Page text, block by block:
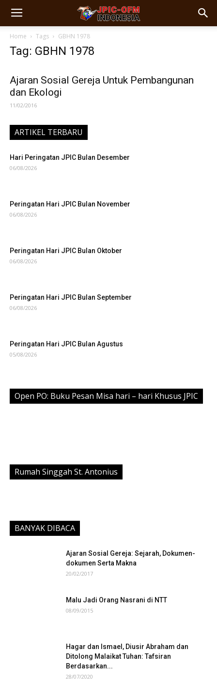
Home Tags GBHN 1978
Tag: GBHN 1978
Ajaran Sosial Gereja Untuk Pembangunan
dan Ekologi
11/02/2016
ARTIKEL TERBARU
Hari Peringatan JPIC Bulan Desember
06/08/2026
Peringatan Hari JPIC Bulan November
06/08/2026
Peringatan Hari JPIC Bulan Oktober
06/08/2026
Peringatan Hari JPIC Bulan September
06/08/2026
Peringatan Hari JPIC Bulan Agustus
05/08/2026
Open PO: Buku Pesan Misa hari – hari Khusus JPIC
Rumah Singgah St. Antonius
BANYAK DIBACA
Ajaran Sosial Gereja: Sejarah, Dokumen-
dokumen Serta Makna
20/02/2017
Malu Jadi Orang Nasrani di NTT
08/09/2015
Hagar dan Ismael, Diusir Abraham dan
Ditolong Malaikat Tuhan: Tafsiran
Berdasarkan...
28/07/2020